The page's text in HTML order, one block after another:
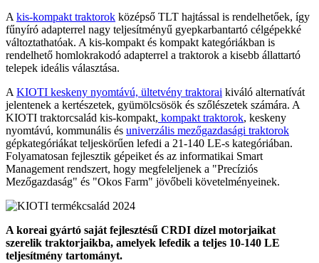
A kis-kompakt traktorok középső TLT hajtással is rendelhetőek, így
fűnyíró adapterrel nagy teljesítményű gyepkarbantartó célgépekké
változtathatóak. A kis-kompakt és kompakt kategóriákban is
rendelhető homlokrakodó adapterrel a traktorok a kisebb állattartó
telepek ideális választása.
A KIOTI keskeny nyomtávú, ültetvény traktorai kiváló alternatívát
jelentenek a kertészetek, gyümölcsösök és szőlészetek számára. A
KIOTI traktorcsalád kis-kompakt, kompakt traktorok, keskeny
nyomtávú, kommunális és univerzális mezőgazdasági traktorok
gépkategóriákat teljeskörűen lefedi a 21-140 LE-s kategóriában.
Folyamatosan fejlesztik gépeiket és az informatikai Smart
Management rendszert, hogy megfeleljenek a "Precíziós
Mezőgazdaság" és "Okos Farm" jövőbeli követelményeinek.
A koreai gyártó saját fejlesztésű CRDI dízel motorjaikat
szerelik traktorjaikba, amelyek lefedik a teljes 10-140 LE
teljesítmény tartományt.